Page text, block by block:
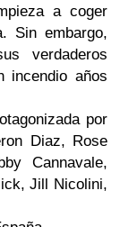
a coger
Sin embargo,
verdaderos
incendio años
por
Diaz, Rose
Cannavale,
Jill Nicolini,